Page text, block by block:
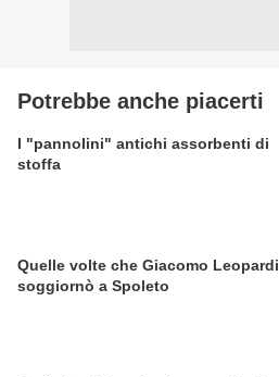
Potrebbe anche piacerti
I "pannolini" antichi assorbenti di
stoffa
Quelle volte che Giacomo Leopardi
soggiornò a Spoleto